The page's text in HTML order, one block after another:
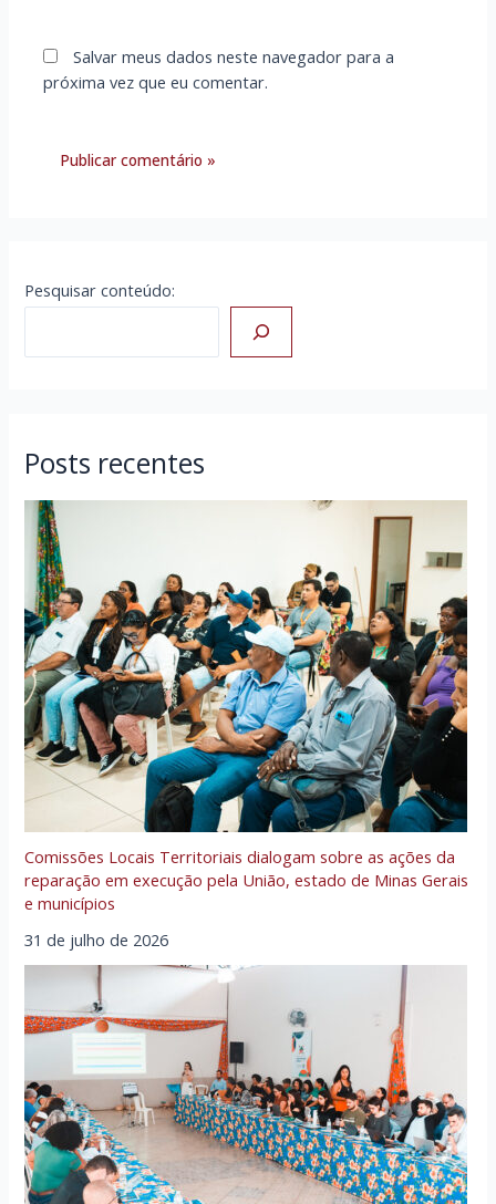
Salvar meus dados neste navegador para a
próxima vez que eu comentar.
Pesquisar conteúdo:
Posts recentes
Comissões Locais Territoriais dialogam sobre as ações da
reparação em execução pela União, estado de Minas Gerais
e municípios
31 de julho de 2026